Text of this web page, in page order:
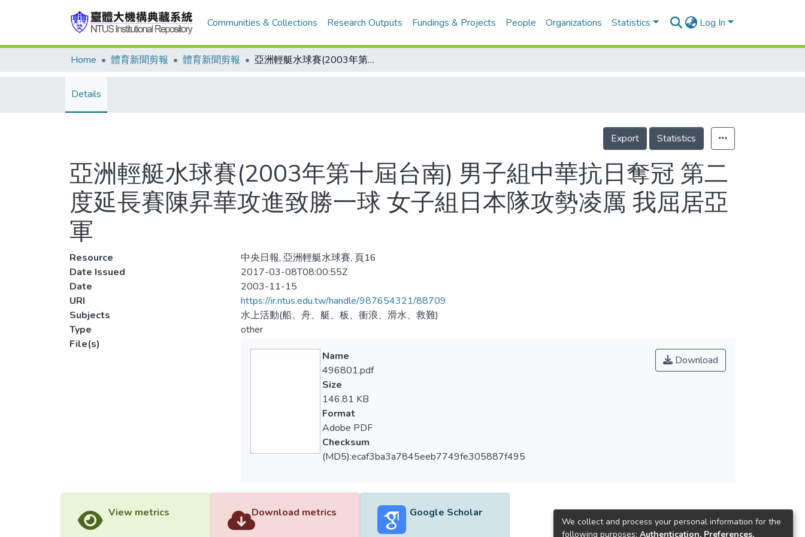
Communities & Collections Research Outputs Fundings & Projects People Organizations Statistics Log In
Home 體育新聞剪報 體育新聞剪報 亞洲輕艇水球賽(2003年第十屆台南) 男子組中華抗日奪冠 第二度延長賽陳昇華攻進致勝一球 女子組日本隊攻勢凌厲 我屈居亞軍
Details
Export Statistics
亞洲輕艇水球賽(2003年第十屆台南) 男子組中華抗日奪冠 第二
度延長賽陳昇華攻進致勝一球 女子組日本隊攻勢凌厲 我屈居亞
軍
Resource
中央日報, 亞洲輕艇水球賽, 頁16
Date Issued
2017-03-08T08:00:55Z
Date
2003-11-15
URI
https://ir.ntus.edu.tw/handle/987654321/88709
Subjects
水上活動(船、舟、艇、板、衝浪、滑水、救難)
Type
other
File(s)
Download
Name
496801.pdf
Size
146.81 KB
Format
Adobe PDF
Checksum
(MD5):ecaf3ba3a7845eeb7749fe305887f495
View metrics Download metrics Google Scholar
We collect and process your personal information for the
following purposes: Authentication, Preferences,